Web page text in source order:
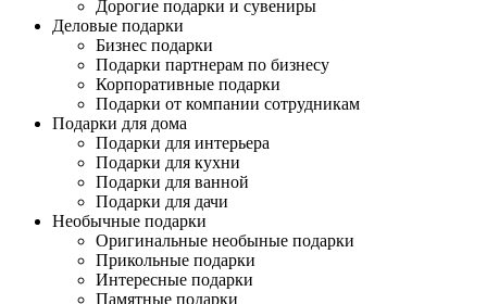
Дорогие подарки и сувениры
Деловые подарки
Бизнес подарки
Подарки партнерам по бизнесу
Корпоративные подарки
Подарки от компании сотрудникам
Подарки для дома
Подарки для интерьера
Подарки для кухни
Подарки для ванной
Подарки для дачи
Необычные подарки
Оригинальные необыные подарки
Прикольные подарки
Интересные подарки
Памятные подарки